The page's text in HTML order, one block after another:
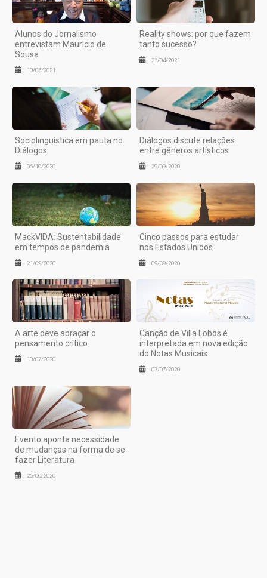
Alunos do Jornalismo
entrevistam Mauricio de
Sousa
10/05/2021
Reality shows: por que fazem
tanto sucesso?
27/04/2021
Sociolinguística em pauta no
Diálogos
06/10/2020
Diálogos discute relações
entre gêneros artísticos
29/09/2020
MackVIDA: Sustentabilidade
em tempos de pandemia
21/09/2020
Cinco passos para estudar
nos Estados Unidos
09/09/2020
A arte deve abraçar o
pensamento crítico
10/07/2020
Canção de Villa Lobos é
interpretada em nova edição
do Notas Musicais
07/07/2020
Evento aponta necessidade
de mudanças na forma de se
fazer Literatura
26/06/2020